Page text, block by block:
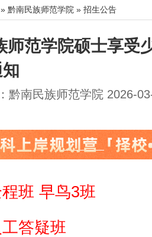
» 黔南民族师范学院 » 招生公告
师范学院硕士享受
黔南民族师范学院 2026-
班 早鸟3班
答疑班